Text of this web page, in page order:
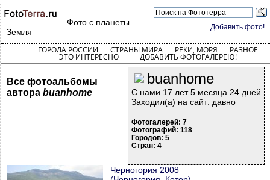
Добавить фото!
Фото с планеты
Земля
ГОРОДА РОССИИ СТРАНЫ МИРА РЕКИ, МОРЯ РАЗНОЕ
ЭТО ИНТЕРЕСНО ДОБАВИТЬ ФОТОГАЛЕРЕЮ!
buanhome
С нами 17 лет 5 месяца 24 дней
Заходил(а) на сайт: давно
Фотогалерей: 7
Фотографий: 118
Городов: 5
Стран: 4
Все фотоальбомы
автора buanhome
Черногория 2008